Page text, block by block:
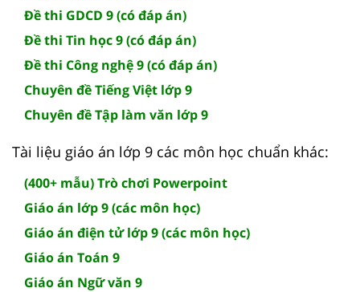
Đề thi GDCD 9 (có đáp án)
Đề thi Tin học 9 (có đáp án)
Đề thi Công nghệ 9 (có đáp án)
Chuyên đề Tiếng Việt lớp 9
Chuyên đề Tập làm văn lớp 9
Tài liệu giáo án lớp 9 các môn học chuẩn khác:
(400+ mẫu) Trò chơi Powerpoint
Giáo án lớp 9 (các môn học)
Giáo án điện tử lớp 9 (các môn học)
Giáo án Toán 9
Giáo án Ngữ văn 9